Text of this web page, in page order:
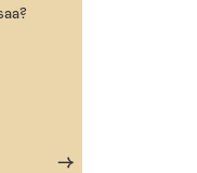
→